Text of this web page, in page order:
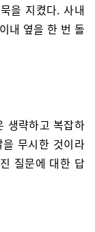
을 지켰다. 사내
내 옆을 한 번 돌
생략하고 복잡하
무시한 것이라
질문에 대한 답